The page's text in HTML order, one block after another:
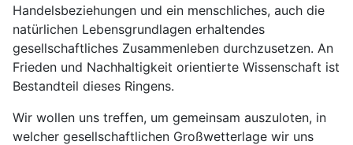
Handelsbeziehungen und ein menschliches, auch die
natürlichen Lebensgrundlagen erhaltendes
gesellschaftliches Zusammenleben durchzusetzen. An
Frieden und Nachhaltigkeit orientierte Wissenschaft ist
Bestandteil dieses Ringens.
Wir wollen uns treffen, um gemeinsam auszuloten, in
welcher gesellschaftlichen Großwetterlage wir uns